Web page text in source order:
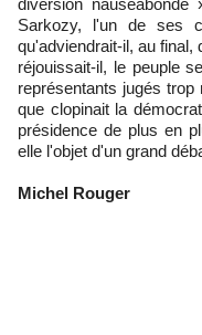
diversion
Sarkozy, l'un de ses
qu'adviendrait-il, au final,
réjouissait-il, le peuple
représentants jugés
que clopinait la
présidence de plus en
elle l'objet d'un grand
Michel Rouger